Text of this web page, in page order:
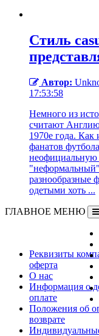
Стиль
Автор:
17:53:58
Немного из
считают
1970е года. Как
фанатов
неофициальную
разнообразные
одетыми хоть ...
ГЛАВНОЕ МЕНЮ
Реквизиты
оферта
О нас
Информация о
оплате
Положения об
возврате